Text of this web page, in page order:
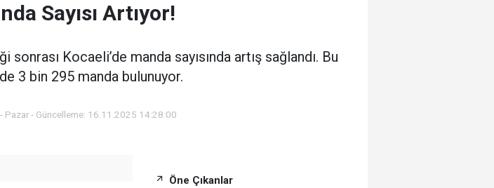
Sayısı Artıyor!
Kocaeli’de manda sayısında artış sağlandı. Bu
3 bin 295 manda bulunuyor.
- Pazar - Güncelleme: 16.11.2025 14:28:00
Öne Çıkanlar